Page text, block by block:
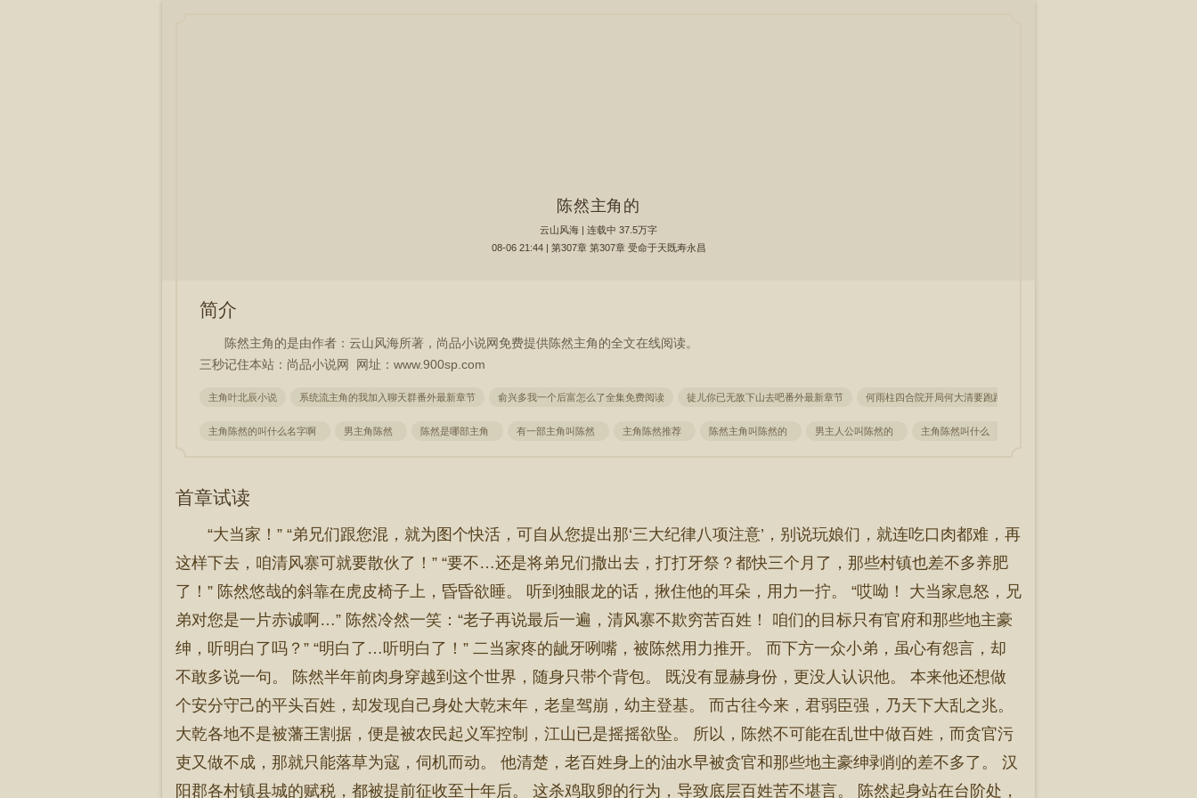
陈然主角的
云山风海 | 连载中 37.5万字
08-06 21:44 | 第307章 第307章 受命于天既寿永昌
简介
陈然主角的是由作者：云山风海所著，尚品小说网免费提供陈然主角的全文在线阅读。
三秒记住本站：尚品小说网 网址：www.900sp.com
主角叶北辰小说 系统流主角的我加入聊天群番外最新章节 俞兴多我一个后富怎么了全集免费阅读 徒儿你已无敌下山去吧番外最新章节 何雨柱四合院开局何大清要跑路全集免费阅读
主角陈然的叫什么名字啊 男主角陈然 陈然是哪部主角 有一部主角叫陈然 主角陈然推荐 陈然主角叫陈然的 男主人公叫陈然的 主角陈然叫什么
首章试读
“大当家！” “弟兄们跟您混，就为图个快活，可自从您提出那‘三大纪律八项注意’，别说玩娘们，就连吃口肉都难，再
这样下去，咱清风寨可就要散伙了！” “要不…还是将弟兄们撒出去，打打牙祭？都快三个月了，那些村镇也差不多养肥
了！” 陈然悠哉的斜靠在虎皮椅子上，昏昏欲睡。 听到独眼龙的话，揪住他的耳朵，用力一拧。 “哎呦！ 大当家息怒，兄
弟对您是一片赤诚啊…” 陈然冷然一笑：“老子再说最后一遍，清风寨不欺穷苦百姓！ 咱们的目标只有官府和那些地主豪
绅，听明白了吗？” “明白了…听明白了！” 二当家疼的龇牙咧嘴，被陈然用力推开。 而下方一众小弟，虽心有怨言，却
不敢多说一句。 陈然半年前肉身穿越到这个世界，随身只带个背包。 既没有显赫身份，更没人认识他。 本来他还想做
个安分守己的平头百姓，却发现自己身处大乾末年，老皇驾崩，幼主登基。 而古往今来，君弱臣强，乃天下大乱之兆。
大乾各地不是被藩王割据，便是被农民起义军控制，江山已是摇摇欲坠。 所以，陈然不可能在乱世中做百姓，而贪官污
吏又做不成，那就只能落草为寇，伺机而动。 他清楚，老百姓身上的油水早被贪官和那些地主豪绅剥削的差不多了。 汉
阳郡各村镇县城的赋税，都被提前征收至十年后。 这杀鸡取卵的行为，导致底层百姓苦不堪言。 陈然起身站在台阶处，